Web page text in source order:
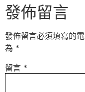
發佈留言
發佈留言必須填寫的
為 *
留言 *